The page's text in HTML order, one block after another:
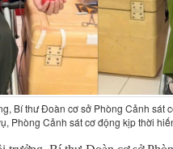
Bí thư Đoàn cơ sở Phòng Cảnh sát
Phòng Cảnh sát cơ động kịp thời